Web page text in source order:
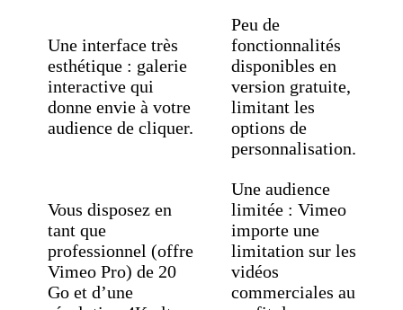
Une interface très
esthétique : galerie
interactive qui
donne envie à votre
audience de cliquer.
Peu de
fonctionnalités
disponibles en
version gratuite,
limitant les
options de
personnalisation.
Vous disposez en
tant que
professionnel (offre
Vimeo Pro) de 20
Go et d’une
Une audience
limitée : Vimeo
importe une
limitation sur les
vidéos
commerciales au